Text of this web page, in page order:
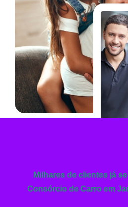
Milhares de clientes já
Consórcio de Carro em